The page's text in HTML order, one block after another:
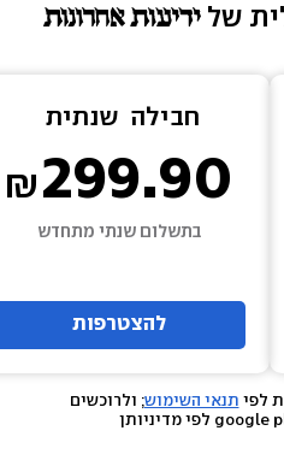
של
חבילה שנתית
299.90
בתשלום שנתי מתחדש
להצטרפות
לפי תנאי השימוש; ולרוכשים